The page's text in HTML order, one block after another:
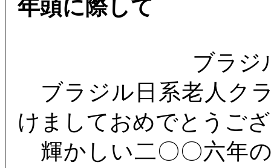
年頭に際して
ブラジ
ブラジル日系老人ク
けましておめでとうご
輝かしい二〇〇六年